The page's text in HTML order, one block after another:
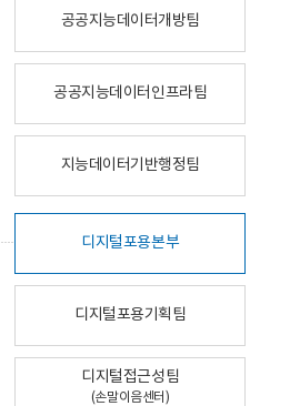
공공지능데이터개방팀
공공지능데이터인프라팀
지능데이터기반행정팀
디지털포용본부
디지털포용기획팀
디지털접근성팀
(손말이음센터)